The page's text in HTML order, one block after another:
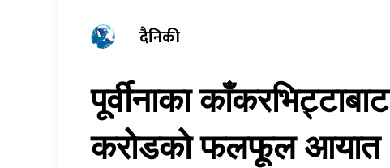
दैनिकी
पूर्वीनाका
करोडको फलफूल आयात